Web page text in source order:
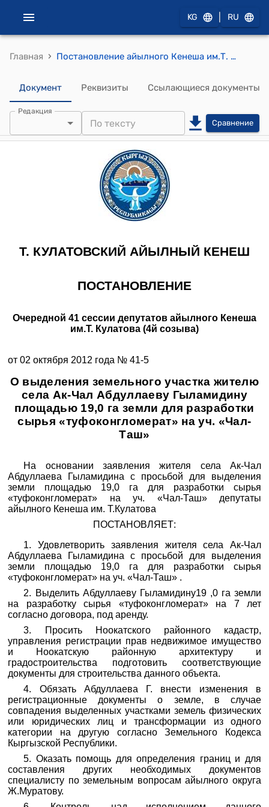
KG RU
Главная › Постановление айылного Кенеша им.Т. Кулатова от 02 октября 2012 года № 41-5 "О выделения земельного участка жителю села Ак-Чал Абдуллаеву Гыламидину площадью 19,0 га земли для разработки сырья «туфоконгломерат» на уч. «Чал-Таш»"
Документ Реквизиты Ссылающиеся документы
Редакция
Сравнение